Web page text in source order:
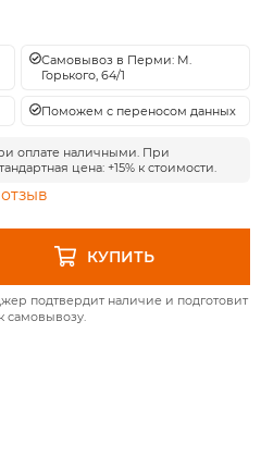
Самовывоз в Перми: М.
Горького, 64/1
Поможем с переносом данных
оплате наличными. При
цена: +15% к стоимости.
КУПИТЬ
подтвердит наличие и подготовит
самовывозу.